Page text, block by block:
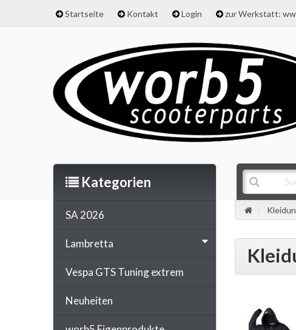
Startseite Kontakt Login zur Werkstatt:
Kategorien
SA 2026
Lambretta
Vespa GTS Tuning extrem
Neuheiten